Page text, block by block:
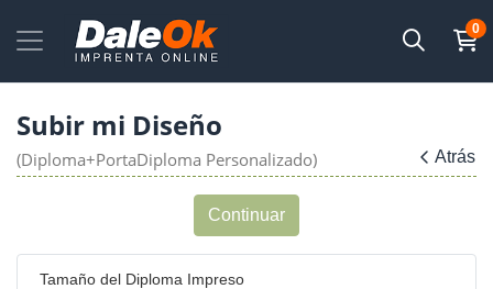
0
Subir mi Diseño
(Diploma+PortaDiploma Personalizado) Atrás
Continuar
Tamaño del Diploma Impreso